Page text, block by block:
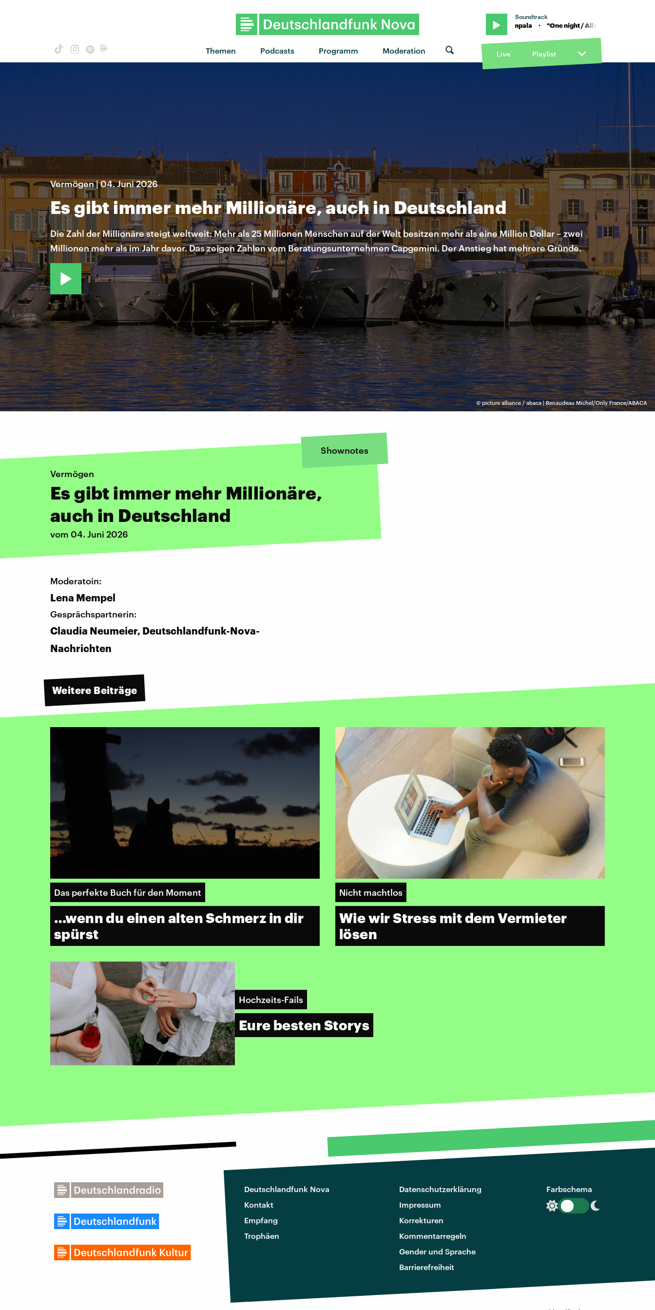
Themen Podcasts Programm Moderation
Soundtrack
"One night / All night" von Justice x Tame Impala · "One night / All night" von Justice x Tame Impala
Live Playlist
©picture alliance / abaca | Renaudeau Michel/Only France/ABACA
Vermögen | 04. Juni 2026
Es gibt immer mehr Millionäre, auch in Deutschland
Die Zahl der Millionäre steigt weltweit: Mehr als 25 Millionen Menschen auf der Welt besitzen mehr als eine Million Dollar – zwei
Millionen mehr als im Jahr davor. Das zeigen Zahlen vom Beratungsunternehmen Capgemini. Der Anstieg hat mehrere Gründe.
Shownotes
Vermögen
Es gibt immer mehr Millionäre,
auch in Deutschland
vom 04. Juni 2026
Moderatoin:
Lena Mempel
Gesprächspartnerin:
Claudia Neumeier, Deutschlandfunk-Nova-
Nachrichten
Weitere Beiträge
Das perfekte Buch für den Moment
…wenn du einen alten Schmerz in dir
spürst
Nicht machtlos
Wie wir Stress mit dem Vermieter
lösen
Hochzeits-Fails
Eure besten Storys
Deutschlandfunk Nova
Kontakt
Empfang
Trophäen
Datenschutzerklärung
Impressum
Korrekturen
Kommentarregeln
Gender und Sprache
Barrierefreiheit
Farbschema